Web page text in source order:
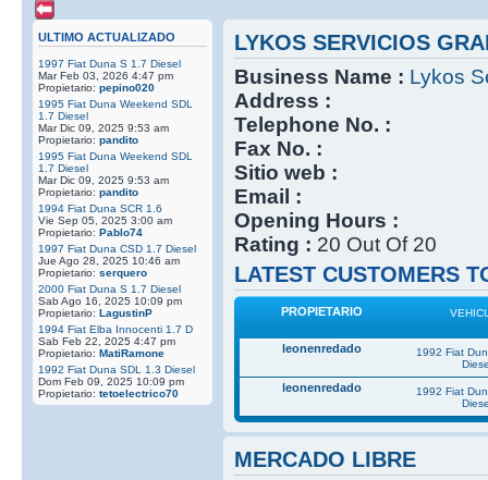
ULTIMO ACTUALIZADO
1997 Fiat Duna S 1.7 Diesel
Mar Feb 03, 2026 4:47 pm
Propietario: pepino020
1995 Fiat Duna Weekend SDL
1.7 Diesel
Mar Dic 09, 2025 9:53 am
Propietario: pandito
1995 Fiat Duna Weekend SDL
1.7 Diesel
Mar Dic 09, 2025 9:53 am
Propietario: pandito
1994 Fiat Duna SCR 1.6
Vie Sep 05, 2025 3:00 am
Propietario: Pablo74
1997 Fiat Duna CSD 1.7 Diesel
Jue Ago 28, 2025 10:46 am
Propietario: serquero
2000 Fiat Duna S 1.7 Diesel
Sab Ago 16, 2025 10:09 pm
Propietario: LagustinP
1994 Fiat Elba Innocenti 1.7 D
Sab Feb 22, 2025 4:47 pm
Propietario: MatiRamone
1992 Fiat Duna SDL 1.3 Diesel
Dom Feb 09, 2025 10:09 pm
Propietario: tetoelectrico70
LYKOS SERVICIOS
Business Name : Lykos
Address :
Telephone No. :
Fax No. :
Sitio web :
Email :
Opening Hours :
Rating : 20 Out Of 20
LATEST CUSTOMERS
PROPIETARIO
leonenredado
1992 Fiat
leonenredado
1992 Fiat
MERCADO LIBRE